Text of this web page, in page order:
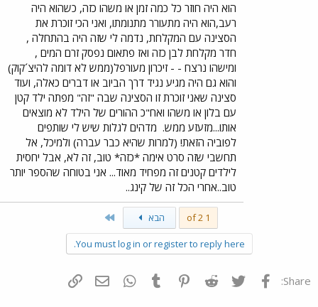
הוא היה חוזר כל כמה זמן או משהו כזה, כשהוא היה
רעב,הוא היה מתעורר מתנומתו, ואני הכי זוכרת את
הסצינה עם המקלחת, נדמה לי שזה היה בהתחלה ,
חדר מקלחת לבן כזה ואז פתאום נפסק זרם המים ,
ומישהו נרצח - - זיכרון מעורפל(ממש לא דומה להיצ´קוק)
והוא גם היה מגיע נגיד דרך הביוב או דברים כאלה, ועוד
סצינה שאני זוכרת זו הסצינה שבה "זה" מפתה ילד קטן
עם בלון או משהו ואח"כ ההורים של הילד לא מוצאים
אותו...מזעזע ממש. מדהים לגלות שיש לי שותפים
לפוביה הזאת! (למרות שהיא כבר עברה) ולמיכל, אל
תחשבי שזה סרט אימה *כזה* טוב, זה לא, אבל יחסית
לילדים קטנים זה מפחיד מאוד... אני בטוחה שהספר יותר
טוב..אחרי הכל זה של קינג..
1 of 2 הבא
You must log in or register to reply here.
Share: פייסבוק Twitter
Reddit
Pinterest
Tumblr
WhatsAppדואר אלקטרוני